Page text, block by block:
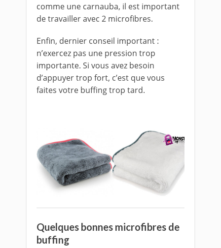
comme une carnauba, il est important
de travailler avec 2 microfibres.
Enfin, dernier conseil important :
n’exercez pas une pression trop
importante. Si vous avez besoin
d’appuyer trop fort, c’est que vous
faites votre buffing trop tard.
Quelques bonnes microfibres de
buffing